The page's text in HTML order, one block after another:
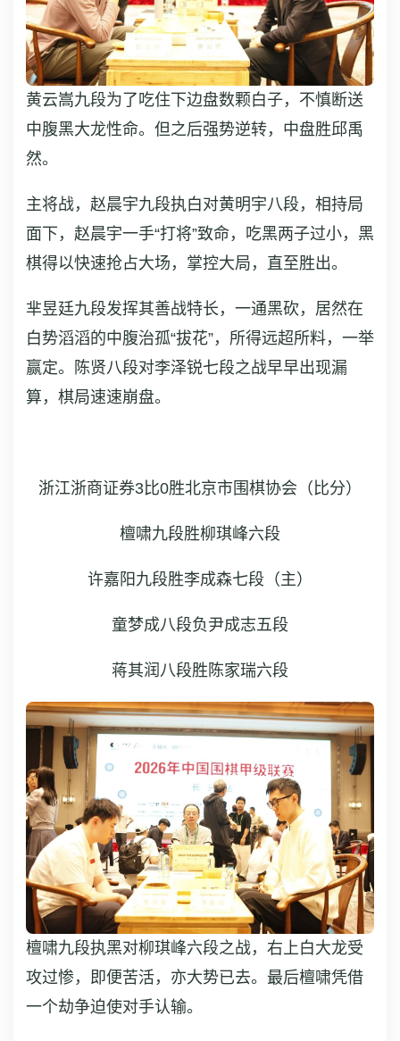
黄云嵩九段为了吃住下边盘数颗白子，不慎断送
中腹黑大龙性命。但之后强势逆转，中盘胜邱禹
然。
主将战，赵晨宇九段执白对黄明宇八段，相持局
面下，赵晨宇一手“打将”致命，吃黑两子过小，黑
棋得以快速抢占大场，掌控大局，直至胜出。
芈昱廷九段发挥其善战特长，一通黑砍，居然在
白势滔滔的中腹治孤“拔花”，所得远超所料，一举
赢定。陈贤八段对李泽锐七段之战早早出现漏
算，棋局速速崩盘。
浙江浙商证券3比0胜北京市围棋协会 （比分）
檀啸九段胜柳琪峰六段
许嘉阳九段胜李成森七段（主）
童梦成八段负尹成志五段
蒋其润八段胜陈家瑞六段
檀啸九段执黑对柳琪峰六段之战，右上白大龙受
攻过惨，即便苦活，亦大势已去。最后檀啸凭借
一个劫争迫使对手认输。